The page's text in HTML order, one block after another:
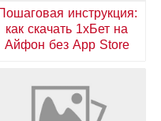
инструкция:
как скачать 1хБет на
Айфон без App Store